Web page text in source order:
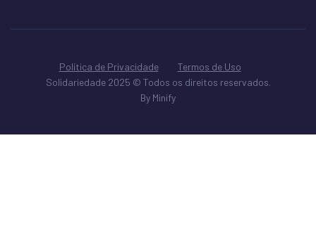
Política de Privacidade
Termos de Uso
Solidariedade 2025 © Todos os direitos reservados.
By Minify